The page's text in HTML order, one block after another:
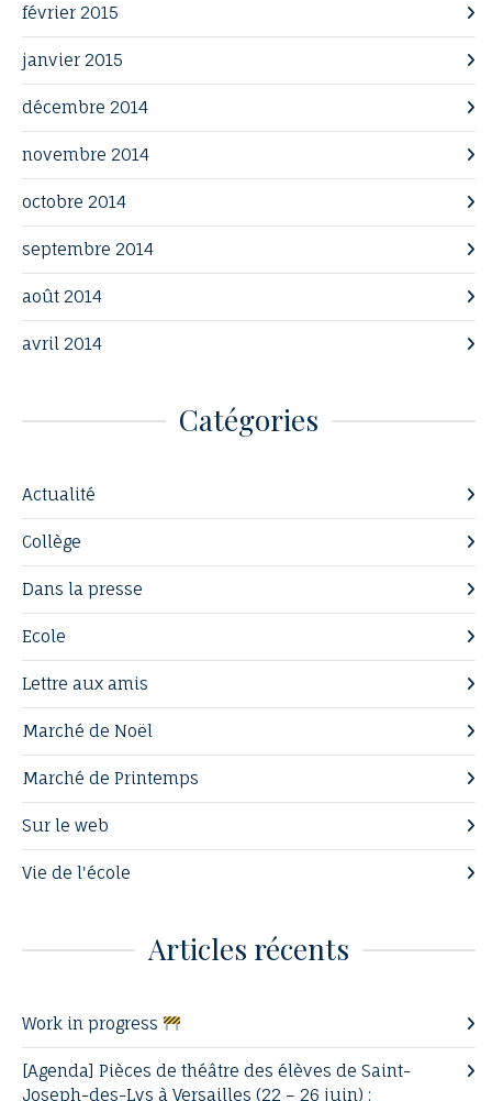
février 2015
janvier 2015
décembre 2014
novembre 2014
octobre 2014
septembre 2014
août 2014
avril 2014
Catégories
Actualité
Collège
Dans la presse
Ecole
Lettre aux amis
Marché de Noël
Marché de Printemps
Sur le web
Vie de l'école
Articles récents
Work in progress
[Agenda] Pièces de théâtre des élèves de Saint-
Joseph-des-Lys à Versailles (22 – 26 juin) :